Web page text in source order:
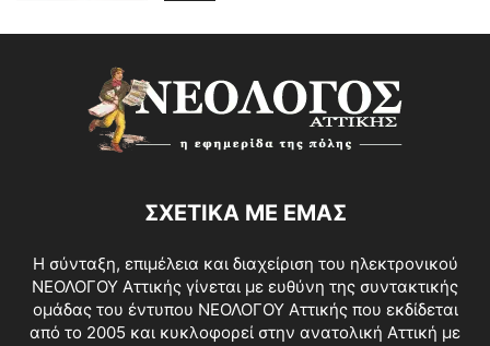
ΣΧΕΤΙΚΑ ΜΕ ΕΜΑΣ
Η σύνταξη, επιμέλεια και διαχείριση του ηλεκτρονικού
ΝΕΟΛΟΓΟΥ Αττικής γίνεται με ευθύνη της συντακτικής
ομάδας του έντυπου ΝΕΟΛΟΓΟΥ Αττικής που εκδίδεται
από το 2005 και κυκλοφορεί στην ανατολική Αττική με